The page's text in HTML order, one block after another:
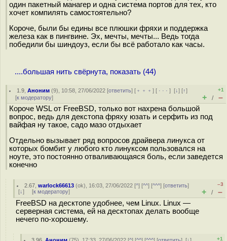
один пакетный манагер и одна система портов для тех, кто
хочет компилять самостоятельно?
Короче, были бы едины все плюшки фряхи и поддержка
железа как в пингвине. Эх, мечты, мечты... Ведь тогда
победили бы шиндоуз, если бы всё работало как часы.
....большая нить свёрнута, показать (44)
1.9 ,Аноним (9), 10:58, 27/06/2022 [ответить] [ ﹢﹢﹢] [ · · ·][↓] [↑]
[к модератору]
+1
+ / –
Короче WSL от FreeBSD, только вот нахрена большой
вопрос, ведь для декстопа фряху юзать и серфить из под
вайфая ну такое, садо мазо отдыхает
Отдельно вызывает ряд вопросов драйвера линукса от
которых бомбит у любого кто линуксом пользовался на
ноуте, это постоянно отваливающаяся боль, если заведется
конечно
2.67 ,warlock66613 (ok), 16:03, 27/06/2022 [^] [^^] [^^^] [ответить]
[↓] [к модератору]
–3
+ / –
FreeBSD на десктопе удобнее, чем Linux. Linux —
серверная система, ей на десктопах делать вообще
нечего по-хорошему.
+1